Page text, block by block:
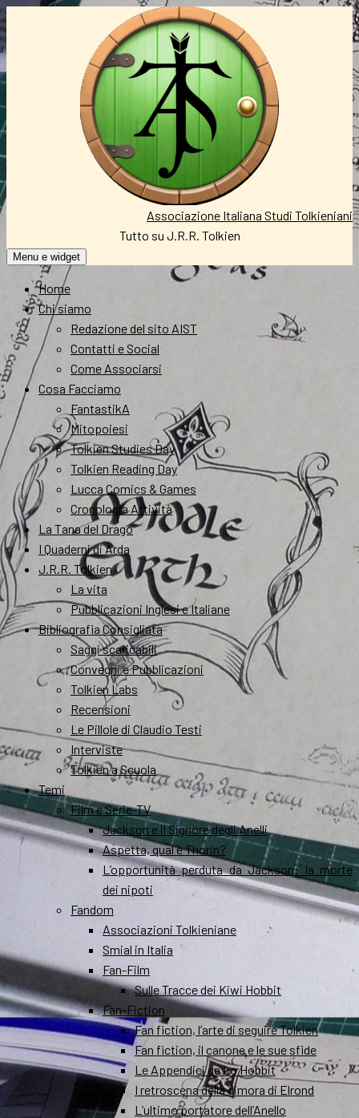
Vai
al
contenuto
Associazione Italiana Studi Tolkieniani
Tutto su J.R.R. Tolkien
Menu e widget
Home
Chi siamo
Redazione del sito AIST
Contatti e Social
Come Associarsi
Cosa Facciamo
FantastikA
Mitopoiesi
Tolkien Studies Day
Tolkien Reading Day
Lucca Comics & Games
Cronologia Attività
La Tana del Drago
I Quaderni di Arda
J.R.R. Tolkien
La vita
Pubblicazioni Inglesi e Italiane
Bibliografia Consigliata
Saggi scaricabili
Convegni e Pubblicazioni
Tolkien Labs
Recensioni
Le Pillole di Claudio Testi
Interviste
Tolkien a Scuola
Temi
Film e Serie-TV
Jackson e il Signore degli Anelli
Aspetta, qual è Thorin?
L’opportunità perduta da Jackson: la morte
dei nipoti
Fandom
Associazioni Tolkieniane
Smial in Italia
Fan-Film
Sulle Tracce dei Kiwi Hobbit
Fan-Fiction
Fan fiction, l’arte di seguire Tolkien
Fan fiction, il canone e le sue sfide
Le Appendici de Lo Hobbit
I retroscena della dimora di Elrond
L’ultimo portatore dell’Anello